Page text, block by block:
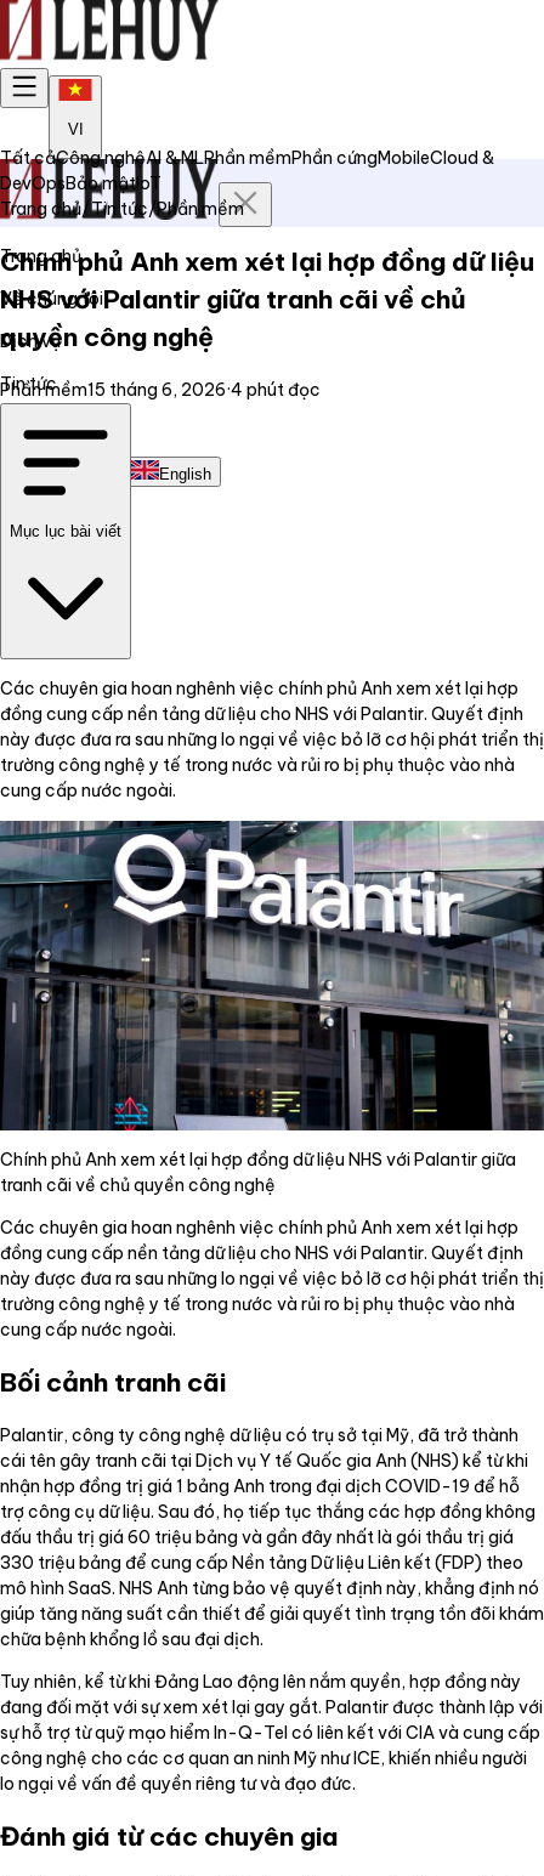
VI
Trang chủ
Về chúng tôi
Dịch vụ
Tin tức
Liên hệ
Tiếng Việt English
Tất cảCông nghệAI & MLPhần mềmPhần cứngMobileCloud &
DevOpsBảo mậtIoT
Trang chủ/Tin tức/Phần mềm
Chính phủ Anh xem xét lại hợp đồng dữ liệu
NHS với Palantir giữa tranh cãi về chủ
quyền công nghệ
Phần mềm15 tháng 6, 2026·4 phút đọc
Mục lục bài viết
Các chuyên gia hoan nghênh việc chính phủ Anh xem xét lại hợp
đồng cung cấp nền tảng dữ liệu cho NHS với Palantir. Quyết định
này được đưa ra sau những lo ngại về việc bỏ lỡ cơ hội phát triển thị
trường công nghệ y tế trong nước và rủi ro bị phụ thuộc vào nhà
cung cấp nước ngoài.
Chính phủ Anh xem xét lại hợp đồng dữ liệu NHS với Palantir giữa
tranh cãi về chủ quyền công nghệ
Các chuyên gia hoan nghênh việc chính phủ Anh xem xét lại hợp
đồng cung cấp nền tảng dữ liệu cho NHS với Palantir. Quyết định
này được đưa ra sau những lo ngại về việc bỏ lỡ cơ hội phát triển thị
trường công nghệ y tế trong nước và rủi ro bị phụ thuộc vào nhà
cung cấp nước ngoài.
Bối cảnh tranh cãi
Palantir, công ty công nghệ dữ liệu có trụ sở tại Mỹ, đã trở thành
cái tên gây tranh cãi tại Dịch vụ Y tế Quốc gia Anh (NHS) kể từ khi
nhận hợp đồng trị giá 1 bảng Anh trong đại dịch COVID-19 để hỗ
trợ công cụ dữ liệu. Sau đó, họ tiếp tục thắng các hợp đồng không
đấu thầu trị giá 60 triệu bảng và gần đây nhất là gói thầu trị giá
330 triệu bảng để cung cấp Nền tảng Dữ liệu Liên kết (FDP) theo
mô hình SaaS. NHS Anh từng bảo vệ quyết định này, khẳng định nó
giúp tăng năng suất cần thiết để giải quyết tình trạng tồn đõi khám
chữa bệnh khổng lồ sau đại dịch.
Tuy nhiên, kể từ khi Đảng Lao động lên nắm quyền, hợp đồng này
đang đối mặt với sự xem xét lại gay gắt. Palantir được thành lập với
sự hỗ trợ từ quỹ mạo hiểm In-Q-Tel có liên kết với CIA và cung cấp
công nghệ cho các cơ quan an ninh Mỹ như ICE, khiến nhiều người
lo ngại về vấn đề quyền riêng tư và đạo đức.
Đánh giá từ các chuyên gia